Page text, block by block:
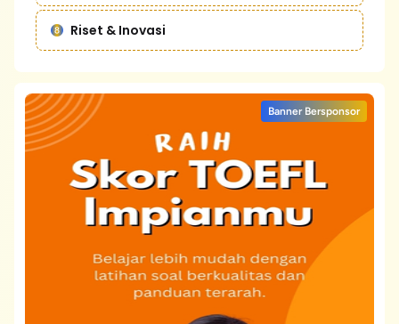
Riset & Inovasi
Banner Bersponsor